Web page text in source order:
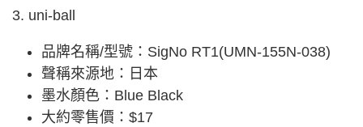
3. uni-ball
品牌名稱/型號：SigNo RT1(UMN-155N-038)
聲稱來源地：日本
墨水顏色：Blue Black
大約零售價：$17